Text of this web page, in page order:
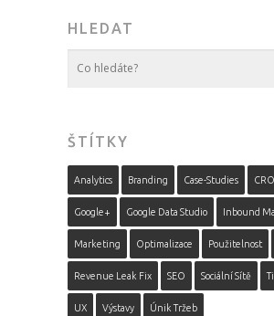
HLEDAT
ŠTÍTKY
Analytics Branding Case-Studies CRO
Google+ Google Data Studio Inbound
Marketing Optimalizace Použitelnost
Revenue Leak Fix SEO Sociální Sítě
UX Výstavy Únik Tržeb